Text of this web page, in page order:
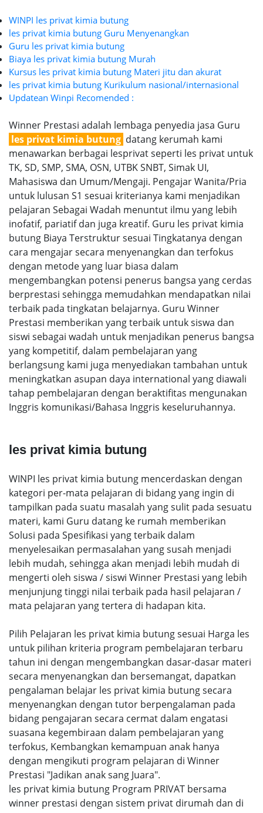
WINPI les privat kimia butung
les privat kimia butung Guru Menyenangkan
Guru les privat kimia butung
Biaya les privat kimia butung Murah
Kursus les privat kimia butung Materi jitu dan akurat
les privat kimia butung Kurikulum nasional/internasional
Updatean Winpi Recomended :
Winner Prestasi adalah lembaga penyedia jasa Guru
les privat kimia butung datang kerumah kami
menawarkan berbagai lesprivat seperti les privat untuk
TK, SD, SMP, SMA, OSN, UTBK SNBT, Simak UI,
Mahasiswa dan Umum/Mengaji. Pengajar Wanita/Pria
untuk lulusan S1 sesuai kriterianya kami menjadikan
pelajaran Sebagai Wadah menuntut ilmu yang lebih
inofatif, pariatif dan juga kreatif. Guru les privat kimia
butung Biaya Terstruktur sesuai Tingkatanya dengan
cara mengajar secara menyenangkan dan terfokus
dengan metode yang luar biasa dalam
mengembangkan potensi penerus bangsa yang cerdas
berprestasi sehingga memudahkan mendapatkan nilai
terbaik pada tingkatan belajarnya. Guru Winner
Prestasi memberikan yang terbaik untuk siswa dan
siswi sebagai wadah untuk menjadikan penerus bangsa
yang kompetitif, dalam pembelajaran yang
berlangsung kami juga menyediakan tambahan untuk
meningkatkan asupan daya international yang diawali
tahap pembelajaran dengan beraktifitas mengunakan
Inggris komunikasi/Bahasa Inggris keseluruhannya.
les privat kimia butung
WINPI les privat kimia butung mencerdaskan dengan
kategori per-mata pelajaran di bidang yang ingin di
tampilkan pada suatu masalah yang sulit pada sesuatu
materi, kami Guru datang ke rumah memberikan
Solusi pada Spesifikasi yang terbaik dalam
menyelesaikan permasalahan yang susah menjadi
lebih mudah, sehingga akan menjadi lebih mudah di
mengerti oleh siswa / siswi Winner Prestasi yang lebih
menjunjung tinggi nilai terbaik pada hasil pelajaran /
mata pelajaran yang tertera di hadapan kita.
Pilih Pelajaran les privat kimia butung sesuai Harga les
untuk pilihan kriteria program pembelajaran terbaru
tahun ini dengan mengembangkan dasar-dasar materi
secara menyenangkan dan bersemangat, dapatkan
pengalaman belajar les privat kimia butung secara
menyenangkan dengan tutor berpengalaman pada
bidang pengajaran secara cermat dalam engatasi
suasana kegembiraan dalam pembelajaran yang
terfokus, Kembangkan kemampuan anak hanya
dengan mengikuti program pelajaran di Winner
Prestasi "Jadikan anak sang Juara".
les privat kimia butung Program PRIVAT bersama
winner prestasi dengan sistem privat dirumah dan di